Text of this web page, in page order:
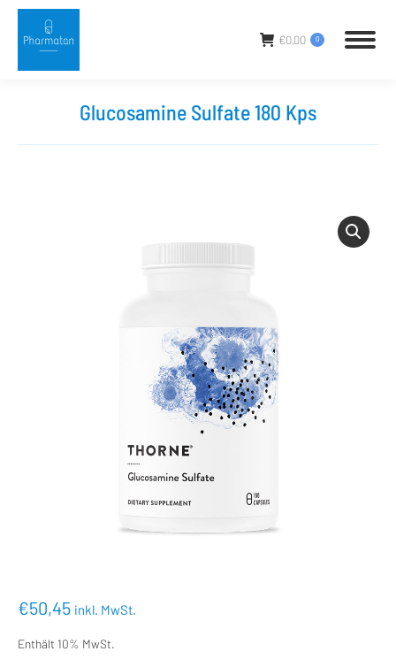
€0,00 0
Glucosamine Sulfate 180 Kps
€50,45 inkl. MwSt.
Enthält 10% MwSt.